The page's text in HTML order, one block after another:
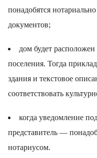
понадобятся
документов;
дом будет
поселения. Тогда
здания и текстовое
соответствовать
когда уведомление
представитель —
нотариусом.